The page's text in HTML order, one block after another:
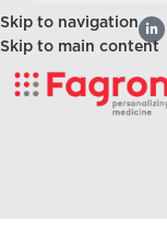
Skip to navigation
Skip to main content